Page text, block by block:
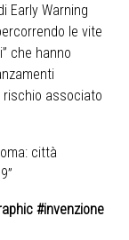
Early Warning
le vite
che hanno
rischio associato
città
#invenzione